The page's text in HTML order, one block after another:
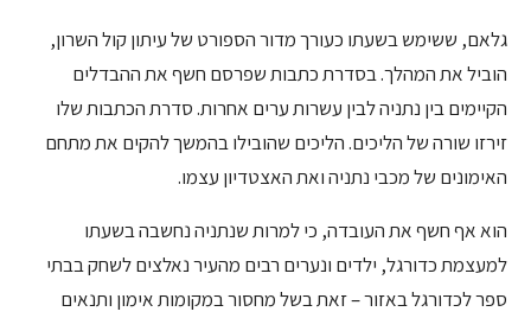
גלאם, ששימש בשעתו כעורך מדור הספורט של עיתון קול השרון,
הוביל את המהלך. בסדרת כתבות שפרסם חשף את ההבדלים
הקיימים בין נתניה לבין עשרות ערים אחרות. סדרת הכתבות שלו
זירזו שורה של הליכים. הליכים שהובילו בהמשך להקים את מתחם
האימונים של מכבי נתניה ואת האצטדיון עצמו.
הוא אף חשף את העובדה, כי למרות שנתניה נחשבה בשעתו
למעצמת כדורגל, ילדים ונערים רבים מהעיר נאלצים לשחק בבתי
ספר לכדורגל באזור – זאת בשל מחסור במקומות אימון ותנאים